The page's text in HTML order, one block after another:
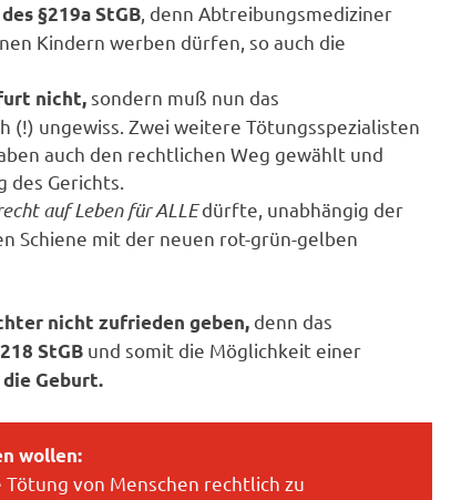
§219a StGB , denn Abtreibungsmediziner
Kindern werben dürfen, so auch die
nicht, sondern muß nun das
(!) ungewiss. Zwei weitere Tötungsspezialisten
auch den rechtlichen Weg gewählt und
Gerichts.
auf Leben für ALLEdürfte, unabhängig der
Schiene mit der neuen rot-grün-gelben
nicht zufrieden geben, denn das
StGB und somit die Möglichkeit einer
Geburt.
wollen:
von Menschen rechtlich zu